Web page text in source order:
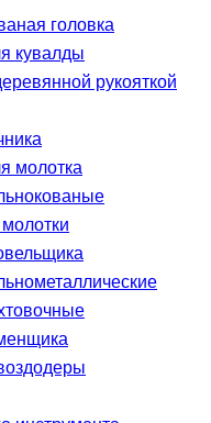
головка
кувалды
рукояткой
молотка